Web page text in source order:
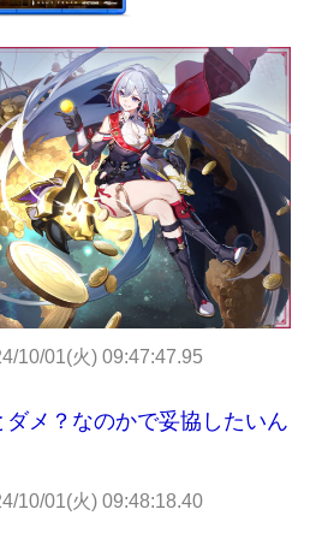
10/01(火) 09:47:47.95
ダメ？なのかで妥協したいん
10/01(火) 09:48:18.40